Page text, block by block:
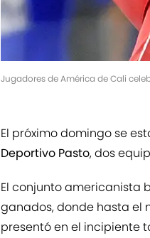
Jugadores de América de Cali
El próximo domingo se
Deportivo Pasto, dos
El conjunto americanista
ganados, donde hasta el
presentó en el incipiente